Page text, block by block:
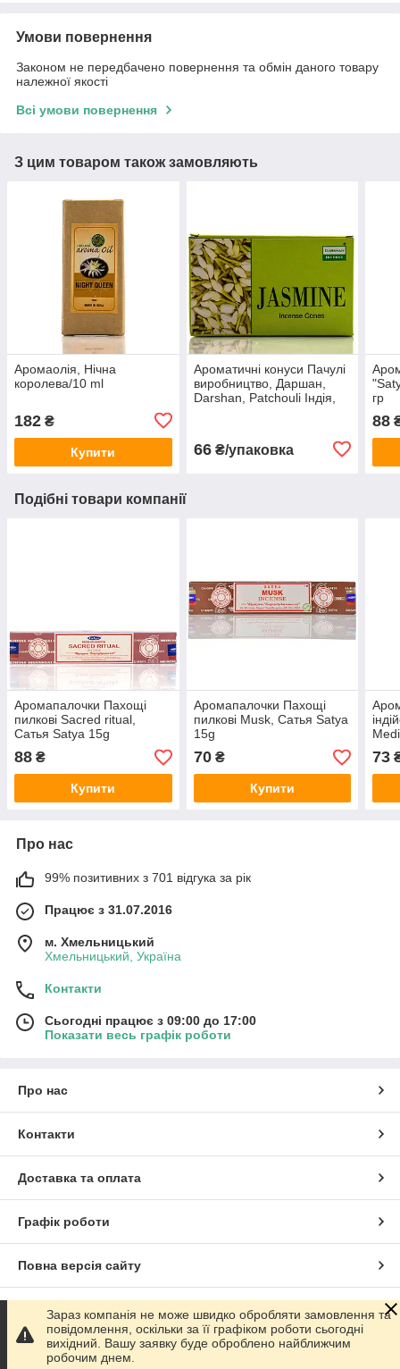
Умови повернення
Законом не передбачено повернення та обмін даного товару
належної якості
Всі умови повернення
З цим товаром також замовляють
Аромаолія, Нічна
королева/10 ml
182 ₴
Купити
Ароматичні конуси Пачулі
виробництво, Даршан,
Darshan, Patchouli Індія,
66₴/упаковка
гр
88
Подібні товари компанії
Аромапалочки Пахощі
пилкові Sacred ritual,
Сатья Satya 15g
88 ₴
Купити
Аромапалочки Пахощі
пилкові Musk, Сатья Satya
15g
70₴
Купити
73
Про нас
99% позитивних з 701 відгука за рік
Працює з 31.07.2016
м. Хмельницький
Хмельницький, Україна
Контакти
Сьогодні працює з 09:00 до 17:00
Показати весь графік роботи
Про нас
Контакти
Доставка та оплата
Графік роботи
Повна версія сайту
Сайт створено на маркетплейсіProm.ua
Політика конфіденційності
Зараз компанія не може швидко обробляти замовлення та
повідомлення, оскільки за її графіком роботи сьогодні
вихідний. Вашу заявку буде оброблено найближчим
робочим днем.